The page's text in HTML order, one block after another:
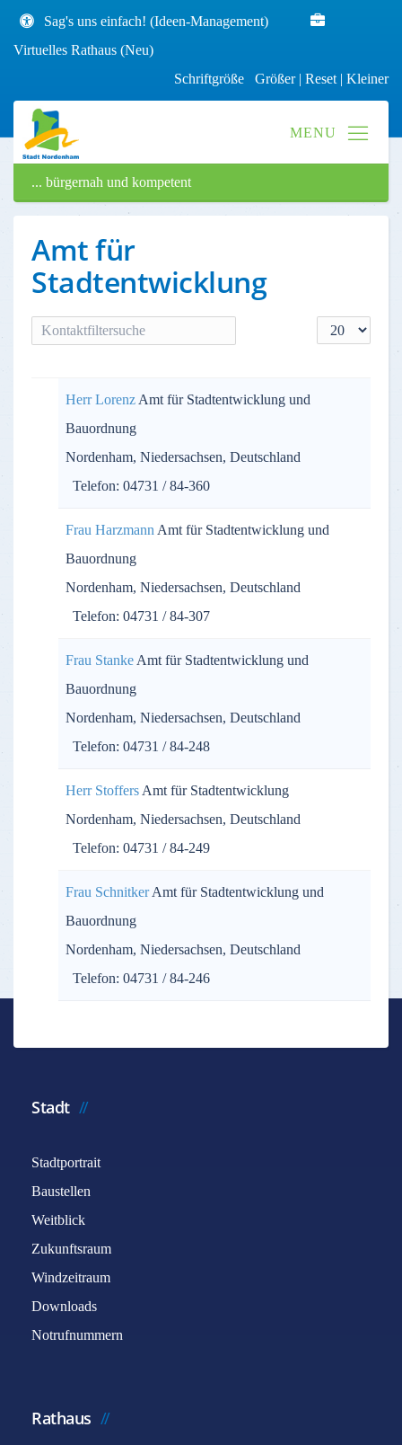
Sag's uns einfach! (Ideen-Management)
Virtuelles Rathaus (Neu)
Schriftgröße Größer| Reset | Kleiner
... bürgernah und kompetent
Amt für
Stadtentwicklung
VERSTECKT Filterfeld Anzeige #
Herr Lorenz Amt für Stadtentwicklung und
Bauordnung
Nordenham, Niedersachsen, Deutschland
Telefon: 04731 / 84-360
Frau Harzmann Amt für Stadtentwicklung und
Bauordnung
Nordenham, Niedersachsen, Deutschland
Telefon: 04731 / 84-307
Frau Stanke Amt für Stadtentwicklung und
Bauordnung
Nordenham, Niedersachsen, Deutschland
Telefon: 04731 / 84-248
Herr Stoffers Amt für Stadtentwicklung
Nordenham, Niedersachsen, Deutschland
Telefon: 04731 / 84-249
Frau SchnitkerAmt für Stadtentwicklung und
Bauordnung
Nordenham, Niedersachsen, Deutschland
Telefon: 04731 / 84-246
Stadt
Stadtportrait
Baustellen
Weitblick
Zukunftsraum
Windzeitraum
Downloads
Notrufnummern
Rathaus